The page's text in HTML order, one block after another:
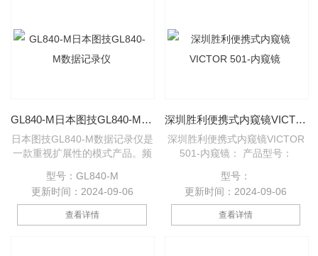
GL840-M日本图技GL840-M数据记录仪
日本图技GL840-M数据记录仪是
一款重视扩展性的模式产品。频
200ch。除采用可放心检测的全
频道绝缘输入方式外，还可实现
电压/温度/湿度/脉冲/逻辑等多样
化输入。为提升耐噪音性，产品
型号：GL840-M
更新时间：2024-09-06
查看详情
深圳胜利便携式内窥镜VICTOR 501-内窥镜
深圳胜利便携式内窥镜VICTOR
501-内窥镜： 产品型号：
称：便携式内窥镜VICTOR 501
显示位数： 产品分类：★新品推
荐★体积大小：手持式
型号：
更新时间：2024-09-06
查看详情